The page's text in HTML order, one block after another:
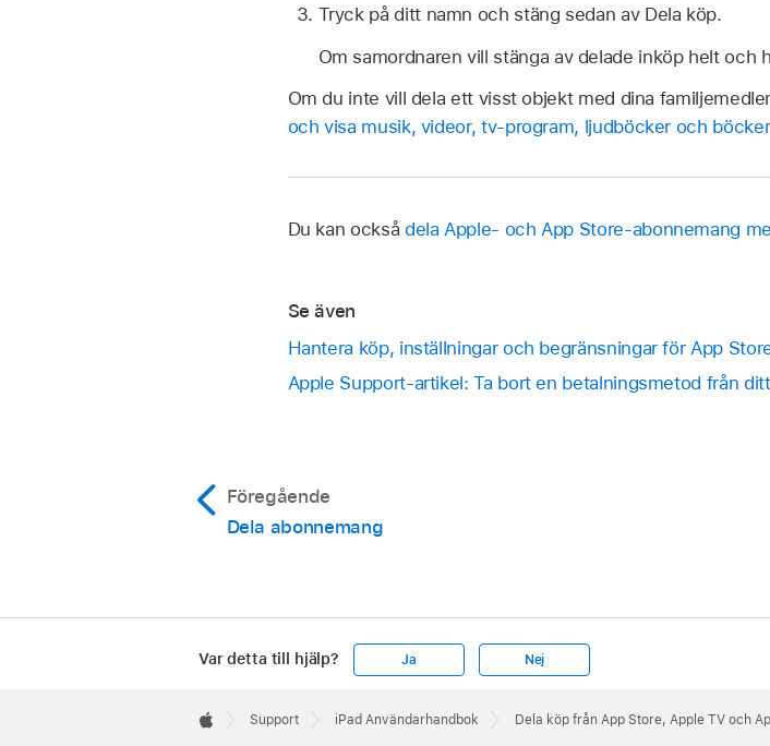
Tryck på ditt namn och stäng sedan av Dela köp.
Om samordnaren vill stänga av delade inköp helt och
Om du inte vill dela ett visst objekt med dina
och visa musik, videor, tv-program, ljudböcker och böcker
Du kan också dela Apple- och App Store-abonnemang
Se även
Hantera köp, inställningar och begränsningar för App
Apple Support-artikel: Ta bort en betalningsmetod från
Föregående
Dela abonnemang
Var detta till hjälp? Ja Nej
Footer

Support iPad Användarhandbok Dela köp från App Store, Apple TV och